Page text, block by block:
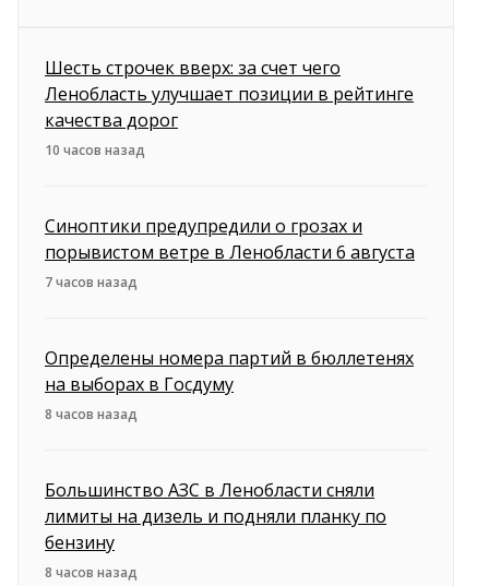
Шесть строчек вверх: за счет чего
Ленобласть улучшает позиции в рейтинге
качества дорог
10 часов назад
Синоптики предупредили о грозах и
порывистом ветре в Ленобласти 6 августа
7 часов назад
Определены номера партий в бюллетенях
на выборах в Госдуму
8 часов назад
Большинство АЗС в Ленобласти сняли
лимиты на дизель и подняли планку по
бензину
8 часов назад